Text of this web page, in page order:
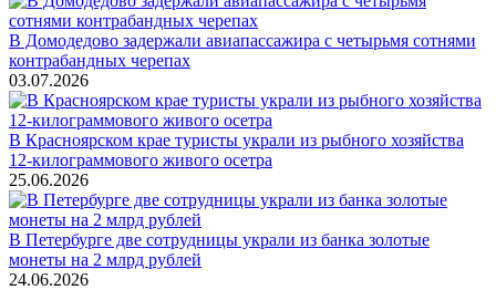
В Домодедово задержали авиапассажира с четырьмя сотнями
контрабандных черепах
03.07.2026
В Красноярском крае туристы украли из рыбного хозяйства
12-килограммового живого осетра
25.06.2026
В Петербурге две сотрудницы украли из банка золотые
монеты на 2 млрд рублей
24.06.2026